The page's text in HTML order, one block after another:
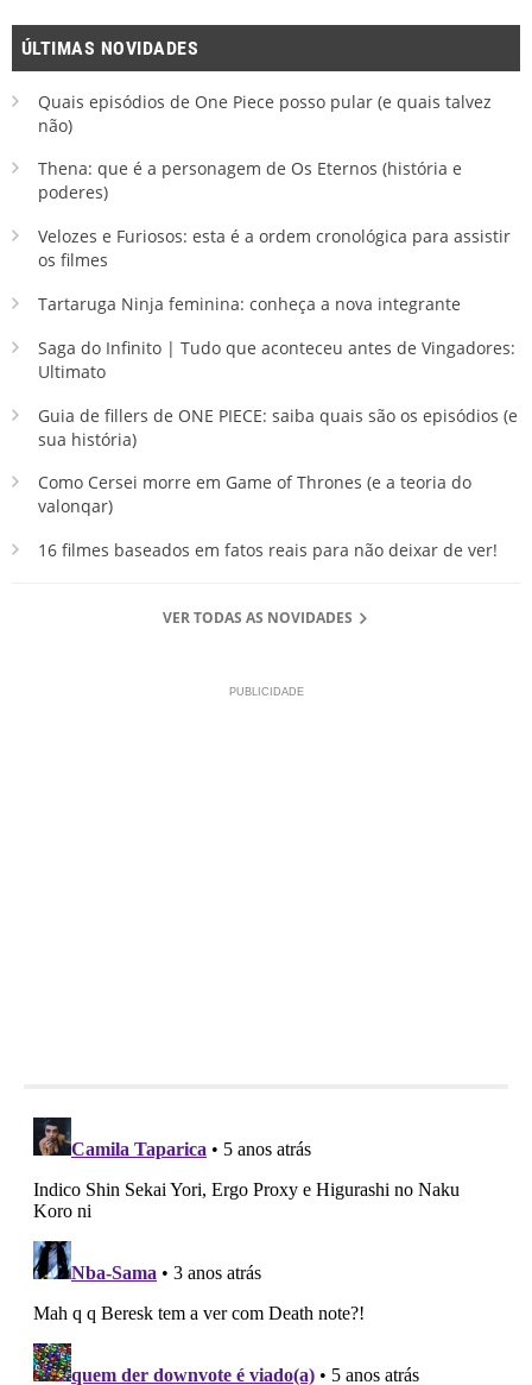
ÚLTIMAS NOVIDADES
Quais episódios de One Piece posso pular (e quais talvez
não)
Thena: que é a personagem de Os Eternos (história e
poderes)
Velozes e Furiosos: esta é a ordem cronológica para assistir
os filmes
Tartaruga Ninja feminina: conheça a nova integrante
Saga do Infinito | Tudo que aconteceu antes de Vingadores:
Ultimato
Guia de fillers de ONE PIECE: saiba quais são os episódios (e
sua história)
Como Cersei morre em Game of Thrones (e a teoria do
valonqar)
16 filmes baseados em fatos reais para não deixar de ver!
VER TODAS AS NOVIDADES